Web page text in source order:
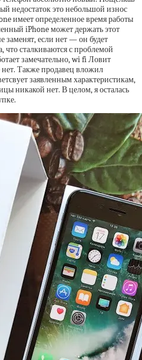
недостаток это небольшой износ
имеет определенное время работы
iPhone может держать этот
заменят, если нет — он будет
сталкиваются с проблемой
замечательно, wi fi Ловит
Также продавец вложил
заявленным характеристикам,
никакой нет. В целом, я осталась